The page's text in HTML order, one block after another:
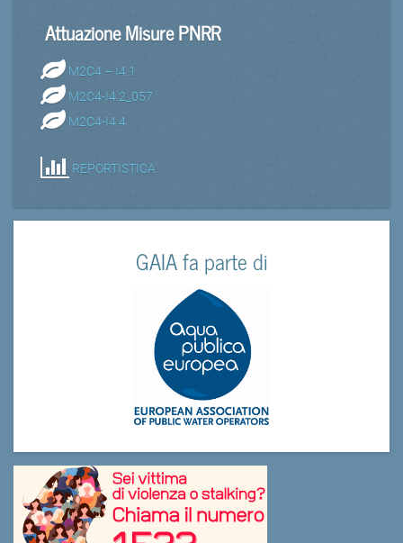
Attuazione Misure PNRR
M2C4 – I4.1
M2C4-I4.2_057
M2C4-I4.4
REPORTISTICA
GAIA fa parte di